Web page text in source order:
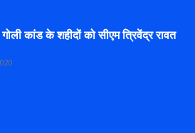
कांड के शहीदों को सीएम त्रिवेंद्र रावत